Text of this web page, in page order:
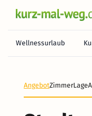
Wellnessurlaub
Heute noch
AngebotZimmerLage